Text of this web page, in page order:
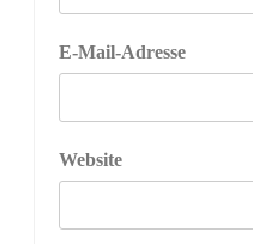
E-Mail-Adresse
Website